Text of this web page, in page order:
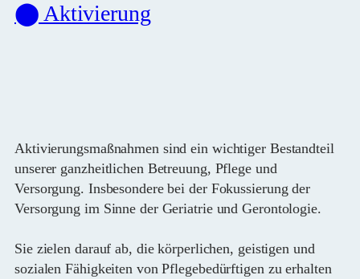
⬤ Aktivierung
Aktivierungsmaßnahmen sind ein wichtiger Bestandteil
unserer ganzheitlichen Betreuung, Pflege und
Versorgung. Insbesondere bei der Fokussierung der
Versorgung im Sinne der Geriatrie und Gerontologie.
Sie zielen darauf ab, die körperlichen, geistigen und
sozialen Fähigkeiten von Pflegebedürftigen zu erhalten